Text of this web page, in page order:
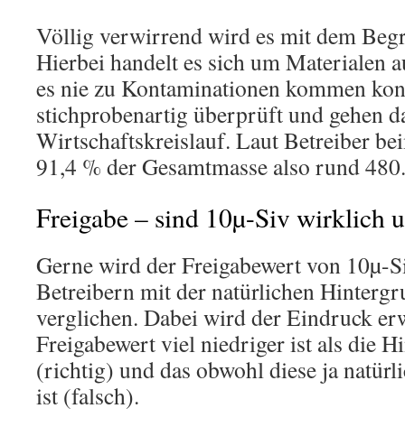
Völlig verwirrend wird es mit dem
Hierbei handelt es sich um Materialen
es nie zu Kontaminationen kommen
stichprobenartig überprüft und gehen
Wirtschaftskreislauf. Laut Betreiber
91,4 % der Gesamtmasse also rund
Freigabe – sind 10µ-Siv wirklich
Gerne wird der Freigabewert von 10µ-
Betreibern mit der natürlichen
verglichen. Dabei wird der Eindruck
Freigabewert viel niedriger ist als die
(richtig) und das obwohl diese ja
ist (falsch).